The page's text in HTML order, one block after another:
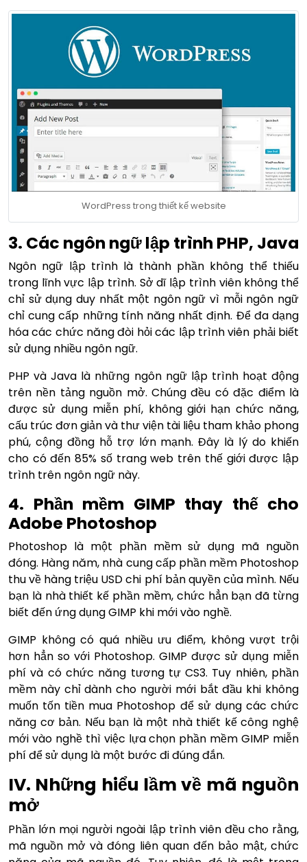
WordPress trong thiết kế website
3. Các ngôn ngữ lập trình PHP, Java
Ngôn ngữ lập trình là thành phần không thể thiếu
trong lĩnh vực lập trình. Sở dĩ lập trình viên không thể
chỉ sử dụng duy nhất một ngôn ngữ vì mỗi ngôn ngữ
chỉ cung cấp những tính năng nhất định. Để đa dạng
hóa các chức năng đòi hỏi các lập trình viên phải biết
sử dụng nhiều ngôn ngữ.
PHP và Java là những ngôn ngữ lập trình hoạt động
trên nền tảng nguồn mở. Chúng đều có đặc điểm là
được sử dụng miễn phí, không giới hạn chức năng,
cấu trúc đơn giản và thư viện tài liệu tham khảo phong
phú, cộng đồng hỗ trợ lớn mạnh. Đây là lý do khiến
cho có đến 85% số trang web trên thế giới được lập
trình trên ngôn ngữ này.
4. Phần mềm GIMP thay thế cho
Adobe Photoshop
Photoshop là một phần mềm sử dụng mã nguồn
đóng. Hàng năm, nhà cung cấp phần mềm Photoshop
thu về hàng triệu USD chi phí bản quyền của mình. Nếu
bạn là nhà thiết kế phần mềm, chức hẳn bạn đã từng
biết đến ứng dụng GIMP khi mới vào nghề.
GIMP không có quá nhiều ưu điểm, không vượt trội
hơn hẳn so với Photoshop. GIMP được sử dụng miễn
phí và có chức năng tương tự CS3. Tuy nhiên, phần
mềm này chỉ dành cho người mới bắt đầu khi không
muốn tốn tiền mua Photoshop để sử dụng các chức
năng cơ bản. Nếu bạn là một nhà thiết kế công nghệ
mới vào nghề thì việc lựa chọn phần mềm GIMP miễn
phí để sử dụng là một bước đi đúng đắn.
IV. Những hiểu lầm về mã nguồn
mở
Phần lớn mọi người ngoài lập trình viên đều cho rằng,
mã nguồn mở và đóng liên quan đến bảo mật, chức